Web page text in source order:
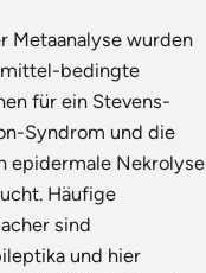
Metaanalyse wurden
bedingte
für ein Stevens-
Syndrom und die
epidermale Nekrolyse
Häufige
sind
und hier